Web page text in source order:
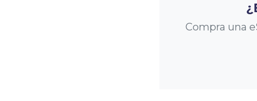
Compra una